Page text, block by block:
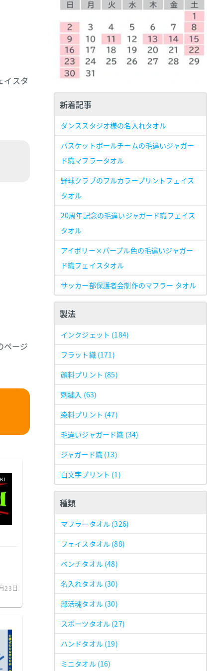
イスタ
ページ
23日
新着記事
ダンススタジオ様の名入れタオル
バスケットボールチームの毛違いジャガー
ド織マフラータオル
野球クラブのフルカラープリントフェイス
タオル
20周年記念の毛違いジャガード織フェイス
タオル
アイボリー×パープル色の毛違いジャガー
ド織フェイスタオル
サッカー部保護者会制作のマフラー タオル
製法
インクジェット (184)
フラット織 (171)
顔料プリント (85)
刺繍入 (63)
染料プリント (47)
毛違いジャガード織 (34)
ジャガード織 (13)
白文字プリント (1)
種類
マフラータオル (326)
フェイスタオル (88)
ベンチタオル (48)
名入れタオル (30)
部活魂タオル (30)
スポーツタオル (27)
ハンドタオル (19)
ミニタオル (16)